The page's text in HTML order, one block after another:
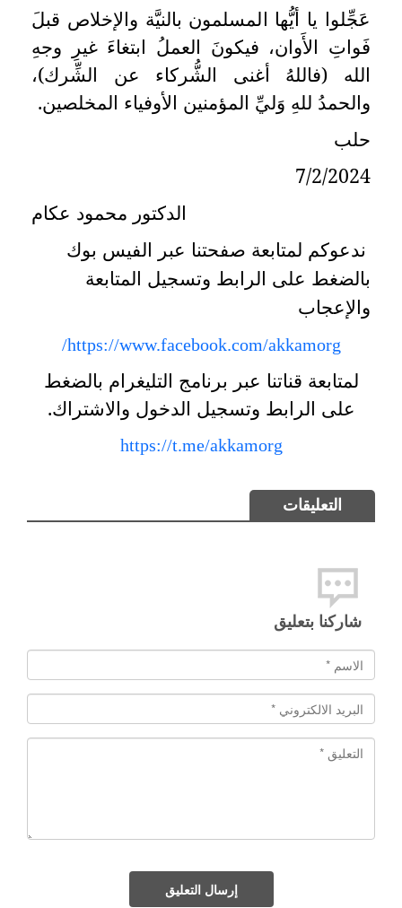
عَجِّلوا يا أيُّها المسلمون بالنيَّة والإخلاص قبلَ
فَواتِ الأَوان، فيكونَ العملُ ابتغاءَ غيرِ وجهِ
الله (فاللهُ أغنى الشُّركاء عن الشِّرك)،
والحمدُ للهِ وَليِّ المؤمنين الأوفياء المخلصين.
حلب
7/2/2024
الدكتور محمود عكام
ندعوكم لمتابعة صفحتنا عبر الفيس بوك
بالضغط على الرابط وتسجيل المتابعة
والإعجاب
https://www.facebook.com/akkamorg
/
لمتابعة قناتنا عبر برنامج التليغرام بالضغط
على الرابط وتسجيل الدخول والاشتراك.
https://t.me/akkamorg
التعليقات
شاركنا بتعليق
إرسال التعليق